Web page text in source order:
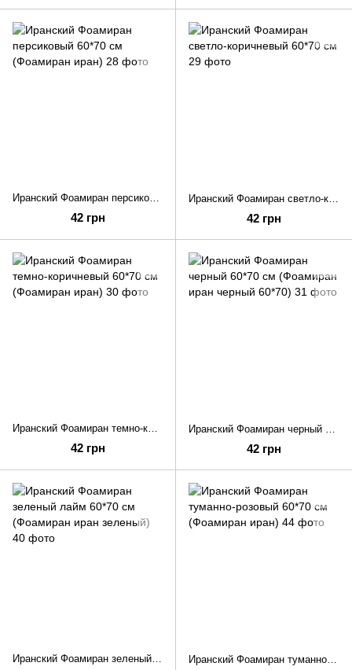
Иранский Фоамиран персиковый 60*70 см (Фоамиран иран)
42 грн
Иранский Фоамиран светло-коричневый 60*70 см
42 грн
42 грн 42 грн